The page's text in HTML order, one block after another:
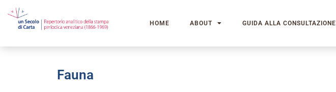
HOME ABOUT GUIDA ALLA CONSULTAZIONE
Fauna